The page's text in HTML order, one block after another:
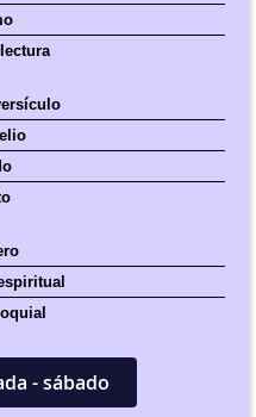
- sábado